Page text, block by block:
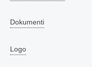
Dokumenti
Logo